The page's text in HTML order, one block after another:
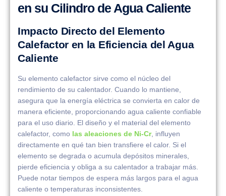
en su Cilindro de Agua Caliente
Impacto Directo del Elemento
Calefactor en la Eficiencia del Agua
Caliente
Su elemento calefactor sirve como el núcleo del
rendimiento de su calentador. Cuando lo mantiene,
asegura que la energía eléctrica se convierta en calor de
manera eficiente, proporcionando agua caliente confiable
para el uso diario. El diseño y el material del elemento
calefactor, como las aleaciones de Ni-Cr, influyen
directamente en qué tan bien transfiere el calor. Si el
elemento se degrada o acumula depósitos minerales,
pierde eficiencia y obliga a su calentador a trabajar más.
Puede notar tiempos de espera más largos para el agua
caliente o temperaturas inconsistentes.